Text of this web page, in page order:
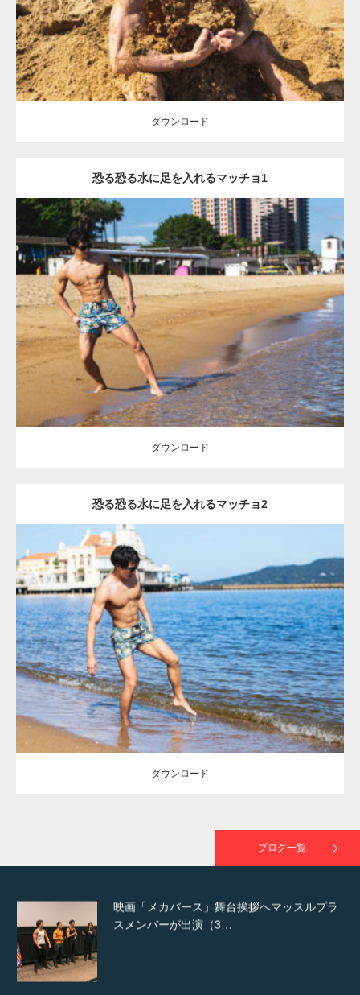
ダウンロード
ダウンロード
恐る恐る水に足を入れるマッチョ1
Update:2021.07.8
Category:海のマッチョ オレンジの人 AKIHITO(細マッチョ) 腹筋
ダウンロード
ダウンロード
恐る恐る水に足を入れるマッチョ2
Update:2021.07.8
Category:海のマッチョ オレンジの人 AKIHITO(細マッチョ) 大胸筋
脚
ダウンロード
ダウンロード
ブログ一覧
【YouTube】マッチョフリー素材メンバーが
ギネス世界記録…
【TV】TBS番組「ひるおび」にてマッスルプ
ラスが紹介されま…
TOKYO FMラジオ番組「ONE MORNING」
で紹介さ…
NHK「所さん！事件ですよ」に取材されまし
た（6/8放送）
映画「メカバース」舞台挨拶へマッスルプラ
スメンバーが出演（3…